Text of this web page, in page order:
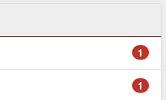
1
1